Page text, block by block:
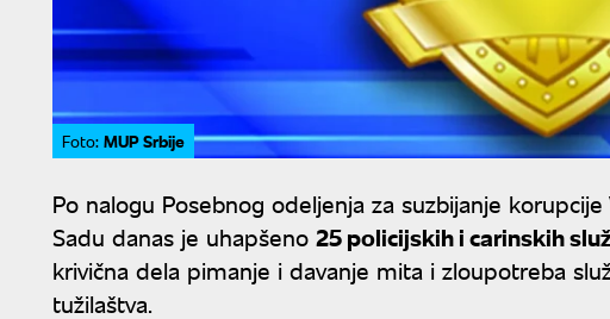
Foto: MUP Srbije
Po nalogu Posebnog odeljenja za suzbijanje
Sadu danas je uhapšeno 25 policijskih i carinskih
krivična dela pimanje i davanje mita i zloupotreba
tužilaštva.